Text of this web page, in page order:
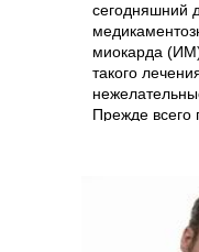
сегодняшний
миокарда
такого
Прежде всего